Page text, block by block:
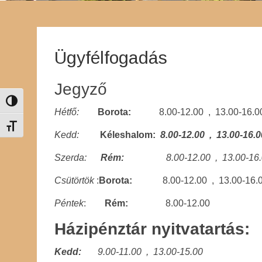
Nagy kontraszt váltása
Betűméret váltása
Ügyfélfogadás
Jegyző
Hétfő: Borota: 8.00-12.00 , 13.00-
Kedd: Kéleshalom: 8.00-12.00 , 13.00-
Szerda: Rém: 8.00-12.00 , 13.00-
Csütörtök: Borota: 8.00-12.00 , 13.00-
Péntek: Rém: 8.00-12.00
Házipénztár nyitvatartás:
Kedd: 9.00-11.00 , 13.00-15.00